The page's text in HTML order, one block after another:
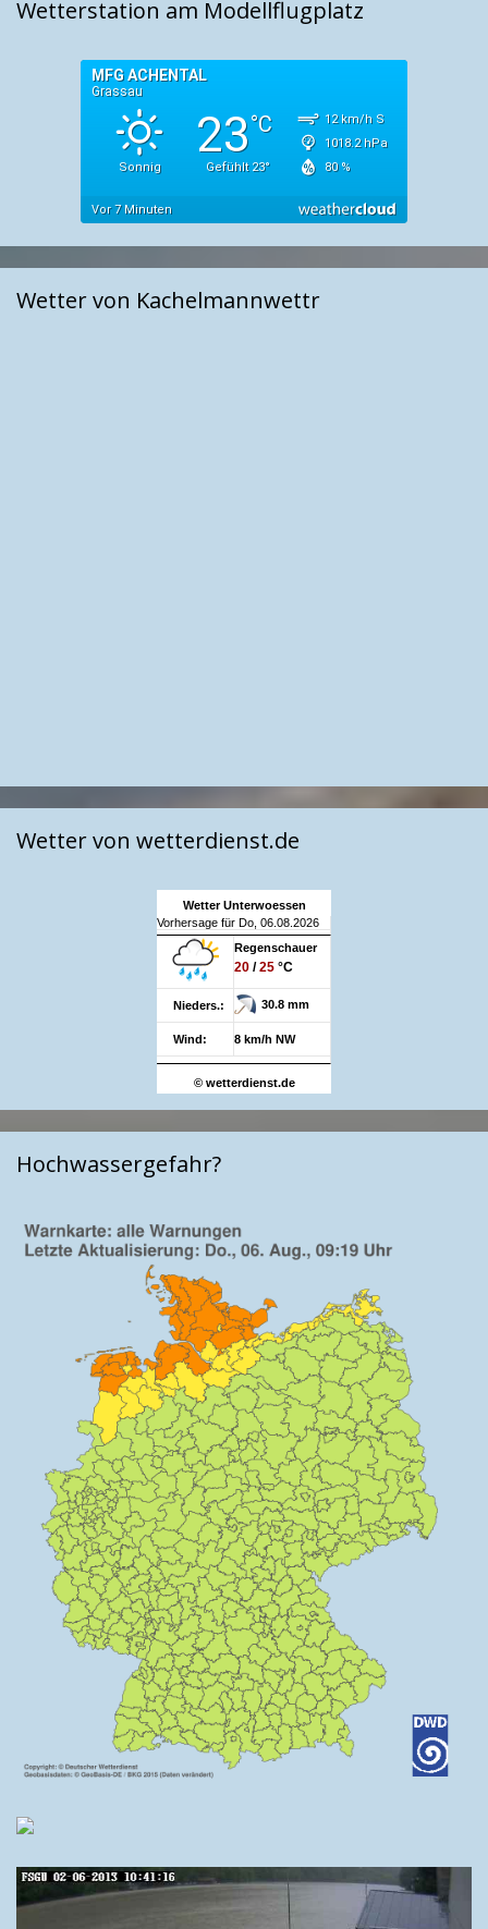
Wetterstation am Modellflugplatz
Wetter von Kachelmannwettr
Wetter von wetterdienst.de
Wetter Unterwoessen
Vorhersage für Do, 06.08.2026
Regenschauer
20 /25 °C
Nieders.: 30.8 mm
Wind: 8 km/h NW
© wetterdienst.de
Hochwassergefahr?